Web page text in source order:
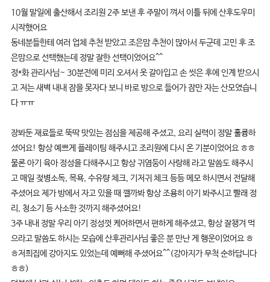
10월 말일에 출산해서 조리원 2주 보낸 후 주말이 껴서 이틀 뒤에 산후도우미
시작했어요
동네분들한테 여러 업체 추천 받았고 조은맘 추천이 많아서 두군데 고민 후 조
은맘으로 선택했는데 정말 잘한 선택이었어요^^
정*화 관리사님~ 30분전에 미리 오셔서 옷 갈아입고 손 씻은 후에 인계 받으시
고 저는 새벽 내내 잠을 못자다 보니 바로 방으로 들어가 잠만 자는 산모였습니
다 ㅠㅠ
장봐둔 재료들로 뚝딱 맛있는 점심을 제공해 주셨고, 요리 실력이 정말 훌륭하
셨어요! 항상 예쁘게 플레이팅 해주시고 조리원에 다시 온 기분이었어요 ㅎㅎ
물론 아기 육아 정성을 다해주시고 항상 귀염둥이 사랑해 라고 말씀도 해주시
고 매일 젖병소독, 목욕, 수유량 체크, 기저귀 체크 등등 메모 하시면서 전달해
주셨어요 제가 방에서 자고 있을 때 깰까봐 항상 조용히 아기 봐주시고 빨래 정
리, 청소기 등 사소한 것까지 해주셨어요!
3주 내내 정말 우리 아기 정성껏 케어하면서 편하게 해주셨고, 항상 잘챙겨 먹
으라고 말씀도 하시는 모습에 산후관리사님 좋은 분 만난 게 행운이었어요 ㅎ
ㅎ저희집에 강아지도 있었는데 예뻐해 주셨어요^^(강아지가 무척 순하답니다
ㅎㅎ)